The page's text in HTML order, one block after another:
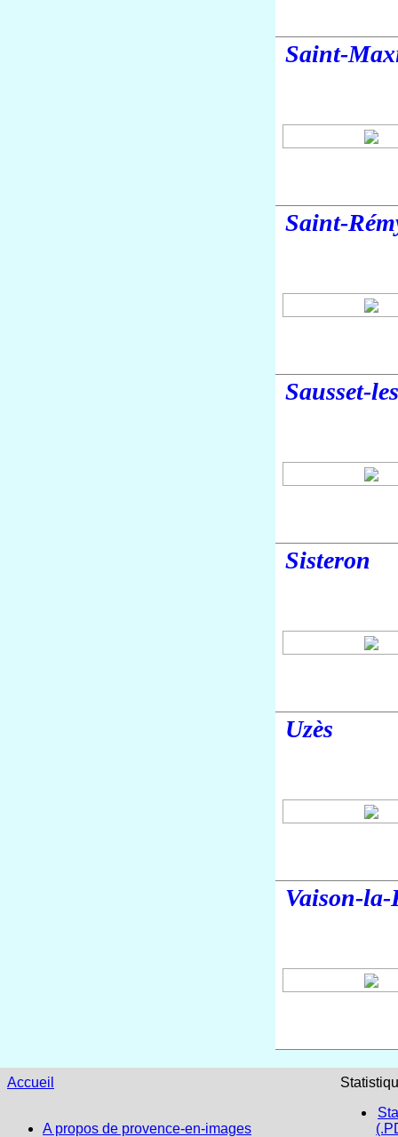
Saint-
Saint-
Sausset-
Sisteron
Uzès
Vaison-la-
Accueil
A propos de provence-en-images